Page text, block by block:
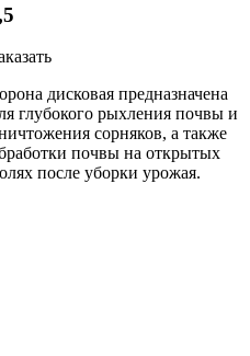
дисковая предназначена
глубокого рыхления почвы и
сорняков, а также
почвы на открытых
после уборки урожая.